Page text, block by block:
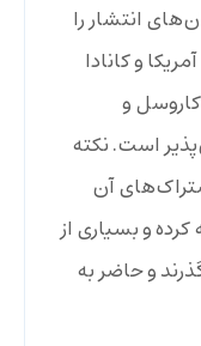
انتشار را
و کانادا
و
است. نکته
آن
و بسیاری از
و حاضر به